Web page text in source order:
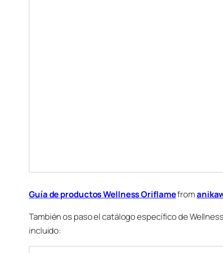
Guía de productos Wellness Oriflamefrom
También os paso el catálogo específico de
incluido: